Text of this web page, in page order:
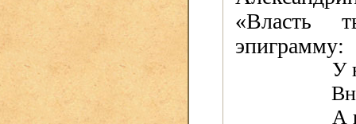
«Власть
эпиграмму:
У
А